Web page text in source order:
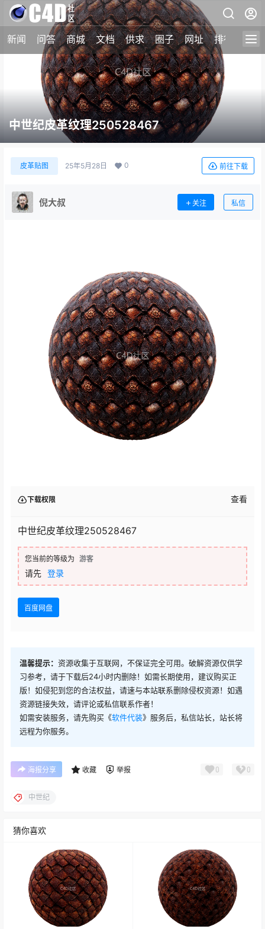
新闻 问答 商城 文档 供求 圈子 网址 排行榜
中世纪皮革纹理250528467
皮革贴图 25年5月28日 0 前往下载
倪大叔 关注 私信
下载权限 查看
中世纪皮革纹理250528467
您当前的等级为 游客
请先 登录
百度网盘
温馨提示： 资源收集于互联网，不保证完全可用。破解资源仅供学
习参考，请于下载后24小时内删除！如需长期使用，建议购买正
版！如侵犯到您的合法权益，请速与本站联系删除侵权资源！如遇
资源链接失效，请评论或私信联系作者！
如需安装服务，请先购买《软件代装》服务后，私信站长，站长将
远程为你服务。
海报分享 收藏 举报 0 0
中世纪
猜你喜欢